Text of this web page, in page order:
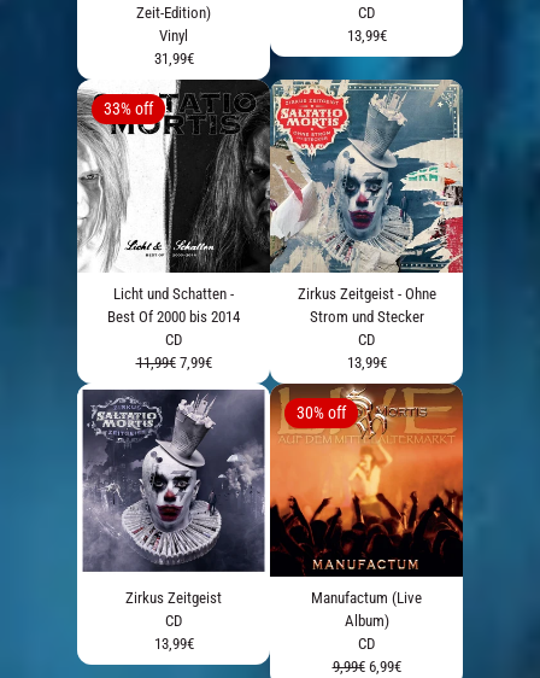
Zeit-Edition)
Vinyl
31,99€
CD
13,99€
Licht und Schatten -
Best Of 2000 bis 2014
CD
11,99€ 7,99€
33% off
Zirkus Zeitgeist - Ohne
Strom und Stecker
CD
13,99€
Zirkus Zeitgeist
CD
13,99€
Manufactum (Live
Album)
CD
9,99€ 6,99€
30% off